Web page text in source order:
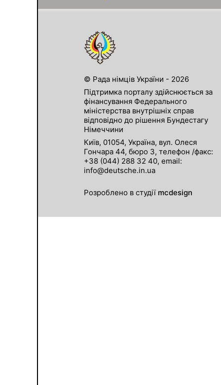
© Рада німців України - 2026
Підтримка порталу здійснюється за
фінансування Федерального
міністерства внутрішніх справ
відповідно до рішення Бундестагу
Німеччини
Київ, 01054, Україна, вул. Олеся
Гончара 44, бюро 3, телефон /факс:
+38 (044) 288 32 40, email:
info@deutsche.in.ua
Розроблено в студії mcdesign